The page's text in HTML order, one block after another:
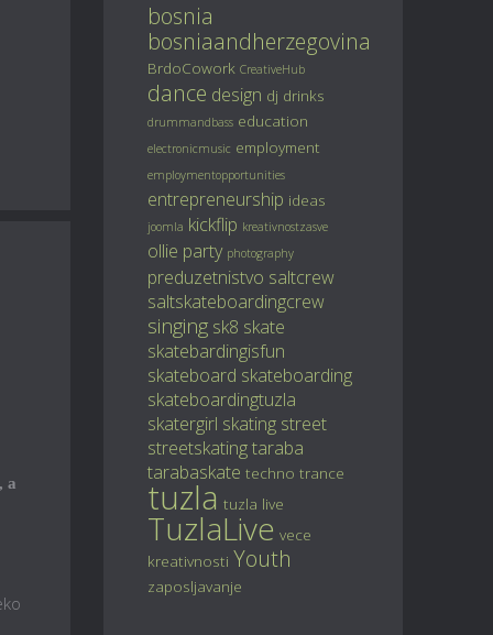
a
bosnia
bosniaandherzegovina
BrdoCowork CreativeHub
dance design dj drinks
drummandbass education
electronicmusic employment
employmentopportunities
entrepreneurship ideas
joomla kickflip kreativnostzasve
ollie party photography
preduzetnistvo saltcrew
saltskateboardingcrew
singing sk8 skate
skatebardingisfun
skateboard skateboarding
skateboardingtuzla
skatergirl skating street
streetskating taraba
tarabaskate techno trance
tuzla tuzla live
TuzlaLive vece
kreativnosti Youth
zaposljavanje